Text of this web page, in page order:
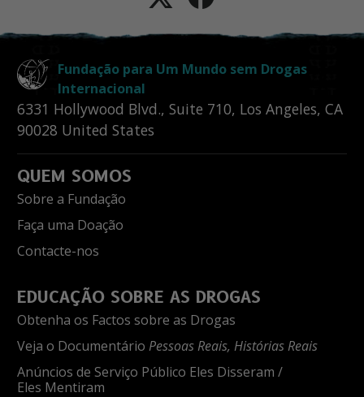
Fundação para Um Mundo sem Drogas
Internacional
6331 Hollywood Blvd., Suite 710, Los Angeles, CA
90028 United States
QUEM SOMOS
Sobre a Fundação
Faça uma Doação
Contacte-nos
EDUCAÇÃO SOBRE AS DROGAS
Obtenha os Factos sobre as Drogas
Veja o Documentário Pessoas Reais, Histórias Reais
Anúncios de Serviço Público Eles Disseram /
Eles Mentiram